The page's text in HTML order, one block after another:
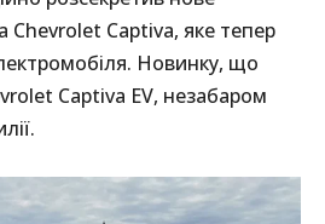
Chevrolet Captiva, яке тепер
Новинку, що
Captiva EV, незабаром